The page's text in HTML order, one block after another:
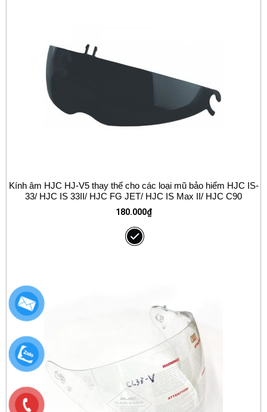
Kính âm HJC HJ-V5 thay thế cho các loại mũ bảo hiểm HJC IS-
33/ HJC IS 33II/ HJC FG JET/ HJC IS Max II/ HJC C90
180.000₫